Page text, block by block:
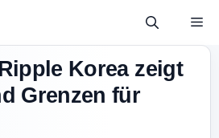
Korea zeigt
Grenzen für